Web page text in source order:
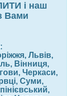
і наш
Вами
Львів,
Вінниця,
Черкаси,
Суми,